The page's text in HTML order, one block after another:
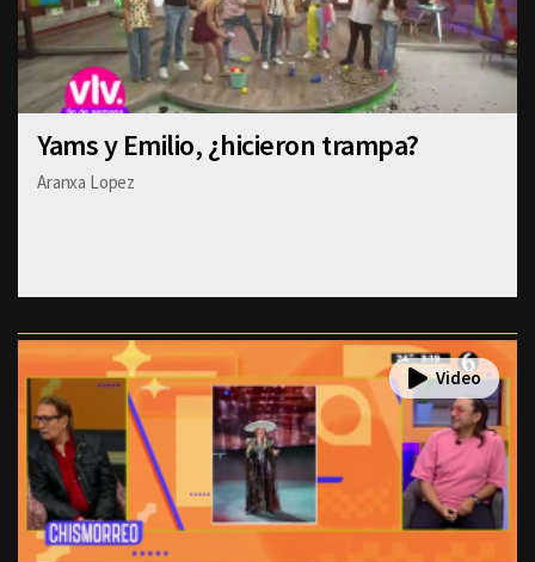
Yams y Emilio, ¿hicieron trampa?
Aranxa Lopez